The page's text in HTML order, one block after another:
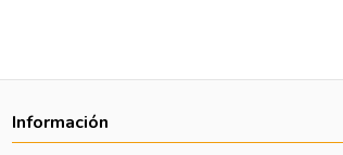
Información